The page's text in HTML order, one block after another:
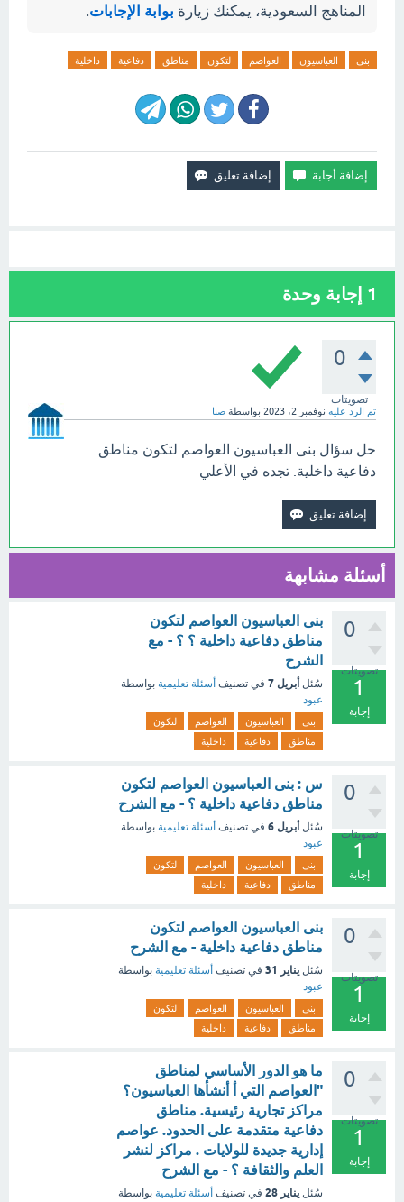
المناهج السعودية، يمكنك زيارة بوابة الإجابات.
بنى العباسيون العواصم لتكون مناطق دفاعية داخلية
1 إجابة وحدة
0
تصويتات
تم الرد عليه نوفمبر 2، 2023 بواسطة صبا
حل سؤال بنى العباسيون العواصم لتكون مناطق
دفاعية داخلية. تجده في الأعلي
أسئلة مشابهة
0
تصويتات
1
إجابة
بنى العباسيون العواصم لتكون
مناطق دفاعية داخلية ؟ ؟ - مع
الشرح
سُئل أبريل 7 في تصنيف أسئلة تعليمية بواسطة
عبود
بنى العباسيون العواصم
لتكون
مناطق
دفاعية داخلية
0
تصويتات
1
إجابة
س : بنى العباسيون العواصم لتكون
مناطق دفاعية داخلية ؟ - مع الشرح
سُئل أبريل 6 في تصنيف أسئلة تعليمية بواسطة
عبود
بنى العباسيون العواصم
لتكون
مناطق
دفاعية داخلية
0
تصويتات
1
إجابة
بنى العباسيون العواصم لتكون
مناطق دفاعية داخلية - مع الشرح
سُئل يناير 31 في تصنيف أسئلة تعليمية بواسطة
عبود
بنى العباسيون العواصم
لتكون
مناطق
دفاعية داخلية
0
تصويتات
1
إجابة
ما هو الدور الأساسي لمناطق
"العواصم التي أ أنشأها العباسيون؟
مراكز تجارية رئيسية. مناطق
دفاعية متقدمة على الحدود. عواصم
إدارية جديدة للولايات . مراكز لنشر
العلم والثقافة ؟ - مع الشرح
سُئل يناير 28 في تصنيف أسئلة تعليمية بواسطة